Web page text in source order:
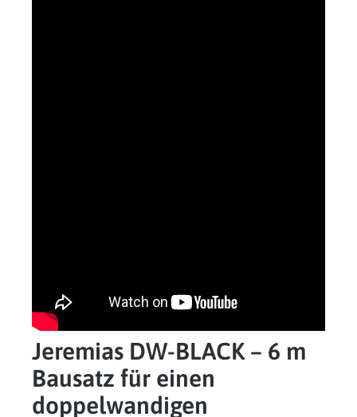
Jeremias DW-BLACK – 6 m
Bausatz für einen
doppelwandigen